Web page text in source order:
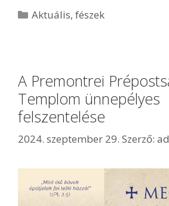
Aktuális,fészek
A Premontrei
Templom ünnepélyes
felszentelése
2024. szeptember 29. Szerző: